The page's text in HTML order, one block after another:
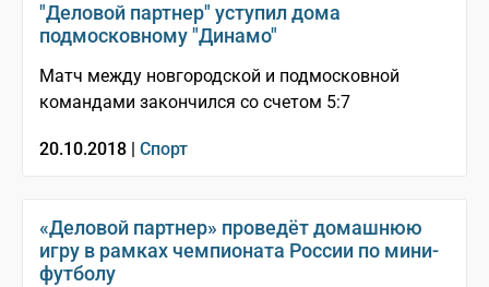
"Деловой партнер" уступил дома
подмосковному "Динамо"
Матч между новгородской и подмосковной
командами закончился со счетом 5:7
20.10.2018 | Спорт
«Деловой партнер» проведёт домашнюю
игру в рамках чемпионата России по мини-
футболу